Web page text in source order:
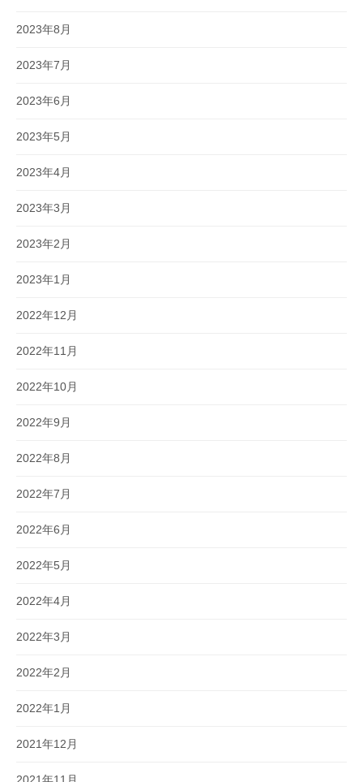
2023年8月
2023年7月
2023年6月
2023年5月
2023年4月
2023年3月
2023年2月
2023年1月
2022年12月
2022年11月
2022年10月
2022年9月
2022年8月
2022年7月
2022年6月
2022年5月
2022年4月
2022年3月
2022年2月
2022年1月
2021年12月